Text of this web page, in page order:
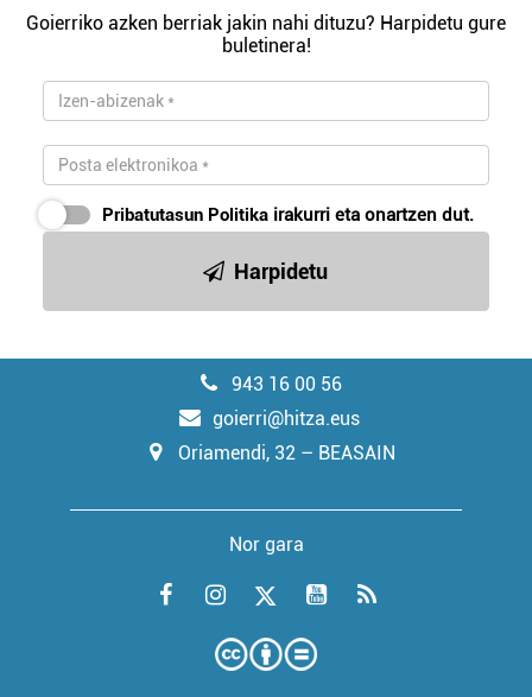
Goierriko azken berriak jakin nahi dituzu? Harpidetu gure
buletinera!
Pribatutasun Politika irakurri eta onartzen dut.
Harpidetu
943 16 00 56
goierri@hitza.eus
Oriamendi, 32 – BEASAIN
Nor gara